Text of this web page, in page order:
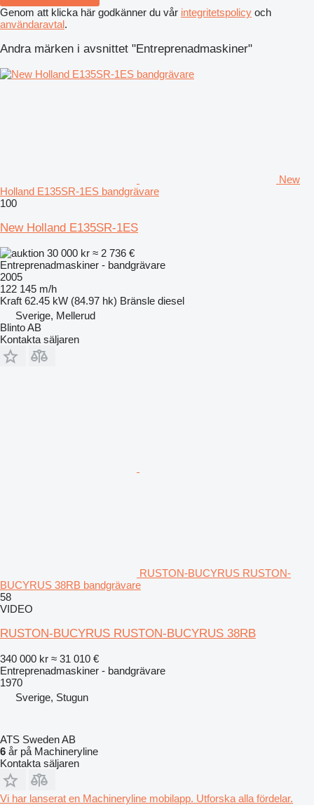
Genom att klicka här godkänner du vår integritetspolicy och
användaravtal.
Andra märken i avsnittet "Entreprenadmaskiner"
New
Holland E135SR-1ES bandgrävare
100
New Holland E135SR-1ES
30 000 kr ≈ 2 736 €
Entreprenadmaskiner - bandgrävare
2005
122 145 m/h
Kraft 62.45 kW (84.97 hk) Bränsle diesel
Sverige, Mellerud
Blinto AB
Kontakta säljaren
RUSTON-BUCYRUS RUSTON-
BUCYRUS 38RB bandgrävare
58
VIDEO
RUSTON-BUCYRUS RUSTON-BUCYRUS 38RB
340 000 kr ≈ 31 010 €
Entreprenadmaskiner - bandgrävare
1970
Sverige, Stugun
ATS Sweden AB
6 år på Machineryline
Kontakta säljaren
Vi har lanserat en Machineryline mobilapp. Utforska alla fördelar.